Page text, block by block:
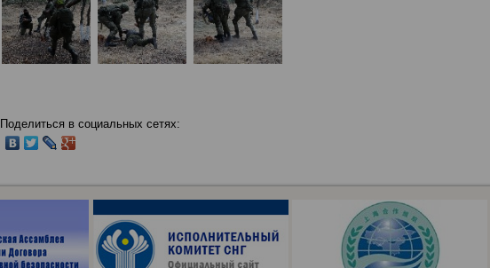
Поделиться в социальных сетях: